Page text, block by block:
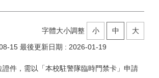
字體大小調整 小 中
大
15 最後更新日期 : 2026-01-19
件，需以「本校駐警隊臨時門禁卡」申請